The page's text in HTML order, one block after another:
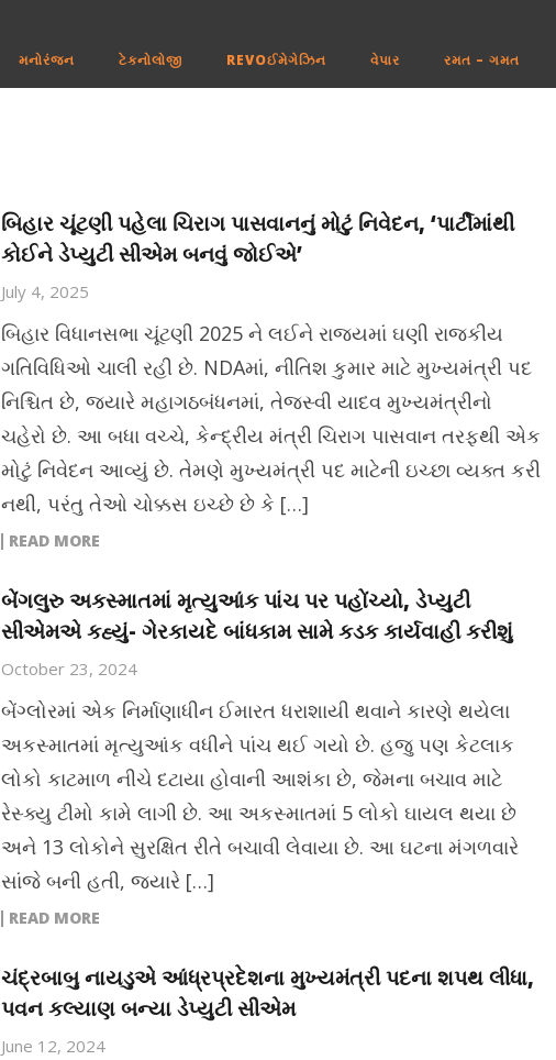
મનોરંજન ટેકનોલોજી REVOઈમેગેઝિન વેપાર રમત – ગમત
બિહાર ચૂંટણી પહેલા ચિરાગ પાસવાનનું મોટું નિવેદન, ‘પાર્ટીમાંથી
કોઈને ડેપ્યુટી સીએમ બનવું જોઈએ’
July 4, 2025
બિહાર વિધાનસભા ચૂંટણી 2025 ને લઈને રાજ્યમાં ઘણી રાજકીય
ગતિવિધિઓ ચાલી રહી છે. NDAમાં, નીતિશ કુમાર માટે મુખ્યમંત્રી પદ
નિશ્ચિત છે, જ્યારે મહાગઠબંધનમાં, તેજસ્વી યાદવ મુખ્યમંત્રીનો
ચહેરો છે. આ બધા વચ્ચે, કેન્દ્રીય મંત્રી ચિરાગ પાસવાન તરફથી એક
મોટું નિવેદન આવ્યું છે. તેમણે મુખ્યમંત્રી પદ માટેની ઇચ્છા વ્યક્ત કરી
નથી, પરંતુ તેઓ ચોક્કસ ઇચ્છે છે કે […]
READ MORE
બેંગલુરુ અકસ્માતમાં મૃત્યુઆંક પાંચ પર પહોંચ્યો, ડેપ્યુટી
સીએમએ કહ્યું- ગેરકાયદે બાંધકામ સામે કડક કાર્યવાહી કરીશું
October 23, 2024
બેંગ્લોરમાં એક નિર્માણાધીન ઈમારત ધરાશાયી થવાને કારણે થયેલા
અકસ્માતમાં મૃત્યુઆંક વધીને પાંચ થઈ ગયો છે. હજુ પણ કેટલાક
લોકો કાટમાળ નીચે દટાયા હોવાની આશંકા છે, જેમના બચાવ માટે
રેસ્ક્યુ ટીમો કામે લાગી છે. આ અકસ્માતમાં 5 લોકો ઘાયલ થયા છે
અને 13 લોકોને સુરક્ષિત રીતે બચાવી લેવાયા છે. આ ઘટના મંગળવારે
સાંજે બની હતી, જ્યારે […]
READ MORE
ચંદ્રબાબુ નાયડુએ આંધ્રપ્રદેશના મુખ્યમંત્રી પદના શપથ લીધા,
પવન કલ્યાણ બન્યા ડેપ્યુટી સીએમ
June 12, 2024